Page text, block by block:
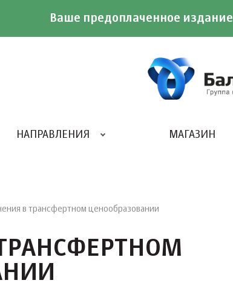
Ваше предоплаченное издание
НАПРАВЛЕНИЯ МАГАЗИН
в трансфертном ценообразовании